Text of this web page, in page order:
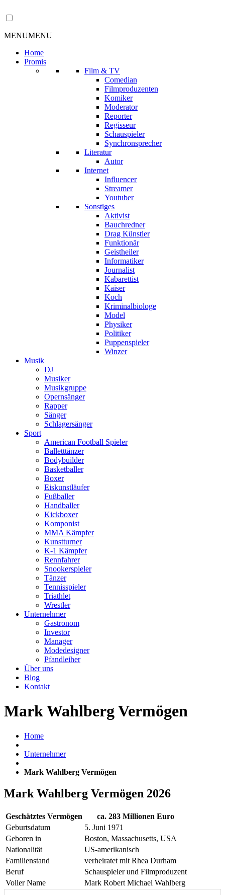
MENUMENU
Home
Promis
Film & TV
Comedian
Filmproduzenten
Komiker
Moderator
Reporter
Regisseur
Schauspieler
Synchronsprecher
Literatur
Autor
Internet
Influencer
Streamer
Youtuber
Sonstiges
Aktivist
Bauchredner
Drag Künstler
Funktionär
Geistheiler
Informatiker
Journalist
Kabarettist
Kaiser
Koch
Kriminalbiologe
Model
Physiker
Politiker
Puppenspieler
Winzer
Musik
DJ
Musiker
Musikgruppe
Opernsänger
Rapper
Sänger
Schlagersänger
Sport
American Football Spieler
Balletttänzer
Bodybuilder
Basketballer
Boxer
Eiskunstläufer
Fußballer
Handballer
Kickboxer
Komponist
MMA Kämpfer
Kunstturner
K-1 Kämpfer
Rennfahrer
Snookerspieler
Tänzer
Tennisspieler
Triathlet
Wrestler
Unternehmer
Gastronom
Investor
Manager
Modedesigner
Pfandleiher
Über uns
Blog
Kontakt
Mark Wahlberg Vermögen
Home
Unternehmer
Mark Wahlberg Vermögen
Mark Wahlberg Vermögen 2026
Geschätztes Vermögen
ca. 283 Millionen Euro
Geburtsdatum
5. Juni 1971
Geboren in
Boston, Massachusetts, USA
Nationalität
US-amerikanisch
Familienstand
verheiratet mit Rhea Durham
Beruf
Schauspieler und Filmproduzent
Voller Name
Mark Robert Michael Wahlberg